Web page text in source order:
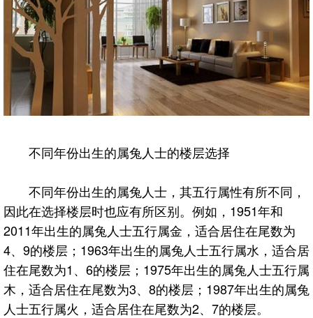
不同年份出生的属兔人士的楼层选择
不同年份出生的属兔人士，其五行属性有所不同，
因此在选择楼层时也应有所区别。例如，1951年和
2011年出生的属兔人士五行属金，适合居住在尾数为
4、9的楼层；1963年出生的属兔人士五行属水，适合居
住在尾数为1、6的楼层；1975年出生的属兔人士五行属
木，适合居住在尾数为3、8的楼层；1987年出生的属兔
人士五行属火，适合居住在尾数为2、7的楼层。